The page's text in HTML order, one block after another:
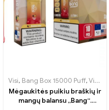
Visi, Bang Box 15000 Puff,Vienkartinės elektroninės cigaretės Švedija
Mėgaukitės puikiu braškių ir
mangų balansu „Bang“.